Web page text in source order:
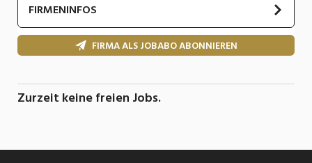
FIRMENINFOS
FIRMA ALS JOBABO ABONNIEREN
Zurzeit keine freien Jobs.